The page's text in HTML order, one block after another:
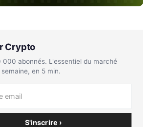
Crypto
000 abonnés. L'essentiel du marché
en 5 min.
S'inscrire ›